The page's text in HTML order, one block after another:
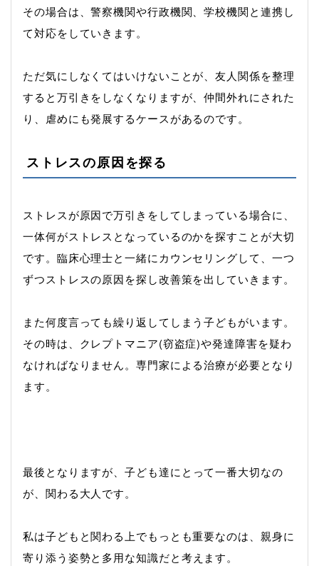
その場合は、警察機関や行政機関、学校機関と連携し
て対応をしていきます。
ただ気にしなくてはいけないことが、友人関係を整理
すると万引きをしなくなりますが、仲間外れにされた
り、虐めにも発展するケースがあるのです。
ストレスの原因を探る
ストレスが原因で万引きをしてしまっている場合に、
一体何がストレスとなっているのかを探すことが大切
です。臨床心理士と一緒にカウンセリングして、一つ
ずつストレスの原因を探し改善策を出していきます。
また何度言っても繰り返してしまう子どもがいます。
その時は、クレプトマニア(窃盗症)や発達障害を疑わ
なければなりません。専門家による治療が必要となり
ます。
最後となりますが、子ども達にとって一番大切なの
が、 関わる大人です。
私は子どもと関わる上でもっとも重要なのは、親身に
寄り添う姿勢と多用な知識だと考えます。